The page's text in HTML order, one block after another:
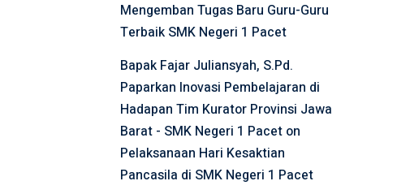
Mengemban Tugas Baru Guru-Guru
Terbaik SMK Negeri 1 Pacet
Bapak Fajar Juliansyah, S.Pd.
Paparkan Inovasi Pembelajaran di
Hadapan Tim Kurator Provinsi Jawa
Barat - SMK Negeri 1 Pacet on
Pelaksanaan Hari Kesaktian
Pancasila di SMK Negeri 1 Pacet